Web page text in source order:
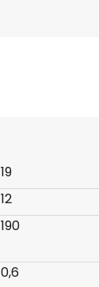
19
12
190
0,6